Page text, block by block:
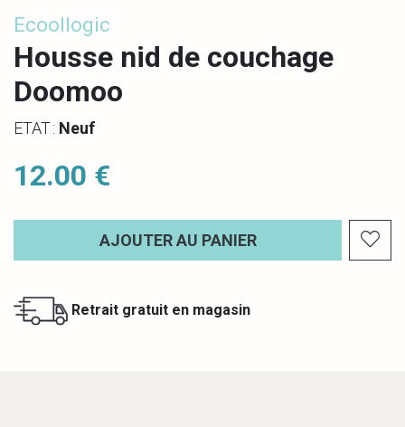
Ecoollogic
Housse nid de couchage
Doomoo
ETAT : Neuf
12.00 €
AJOUTER AU PANIER
Retrait gratuit en magasin